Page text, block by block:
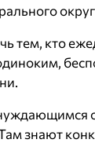
тем, кто
знают